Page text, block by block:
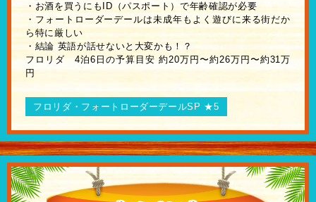
・お酒を買うにもID（パスポート）で年齢確認が必要
・フォートローダーデールは未成年もよく遊びに来る街だか
ら特に厳しい
・結論 英語が話せないと大変かも！？
フロリダ 4泊6日の予算目安 約20万円〜約26万円〜約31万
円
フロリダ・フォートローダーデールSP ★5